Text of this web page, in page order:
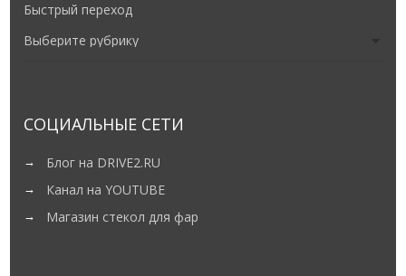
Быстрый переход
СОЦИАЛЬНЫЕ СЕТИ
Блог на DRIVE2.RU
Канал на YOUTUBE
Магазин стекол для фар